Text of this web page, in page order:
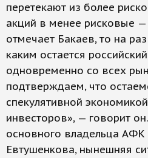
перетекают из более
акций в менее рисковые —
отмечает Бакаев, то на
каким остается
одновременно со всех
подтверждаем, что
спекулятивной
инвесторов», — говорит
основного владельца
Евтушенкова, нынешняя